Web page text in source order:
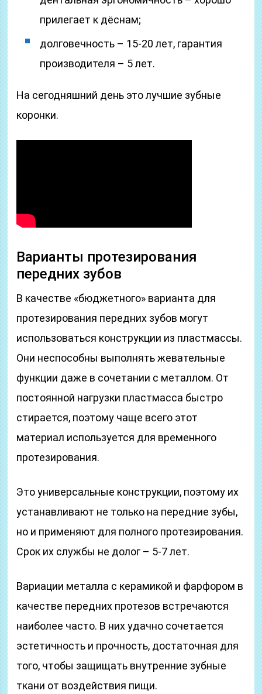
прилегает к дёснам;
долговечность – 15-20 лет, гарантия
производителя – 5 лет.
На сегодняшний день это лучшие зубные
коронки.
Варианты протезирования
передних зубов
В качестве «бюджетного» варианта для
протезирования передних зубов могут
использоваться конструкции из пластмассы.
Они неспособны выполнять жевательные
функции даже в сочетании с металлом. От
постоянной нагрузки пластмасса быстро
стирается, поэтому чаще всего этот
материал используется для временного
протезирования.
Это универсальные конструкции, поэтому их
устанавливают не только на передние зубы,
но и применяют для полного протезирования.
Срок их службы не долог – 5-7 лет.
Вариации металла с керамикой и фарфором в
качестве передних протезов встречаются
наиболее часто. В них удачно сочетается
эстетичность и прочность, достаточная для
того, чтобы защищать внутренние зубные
ткани от воздействия пищи.